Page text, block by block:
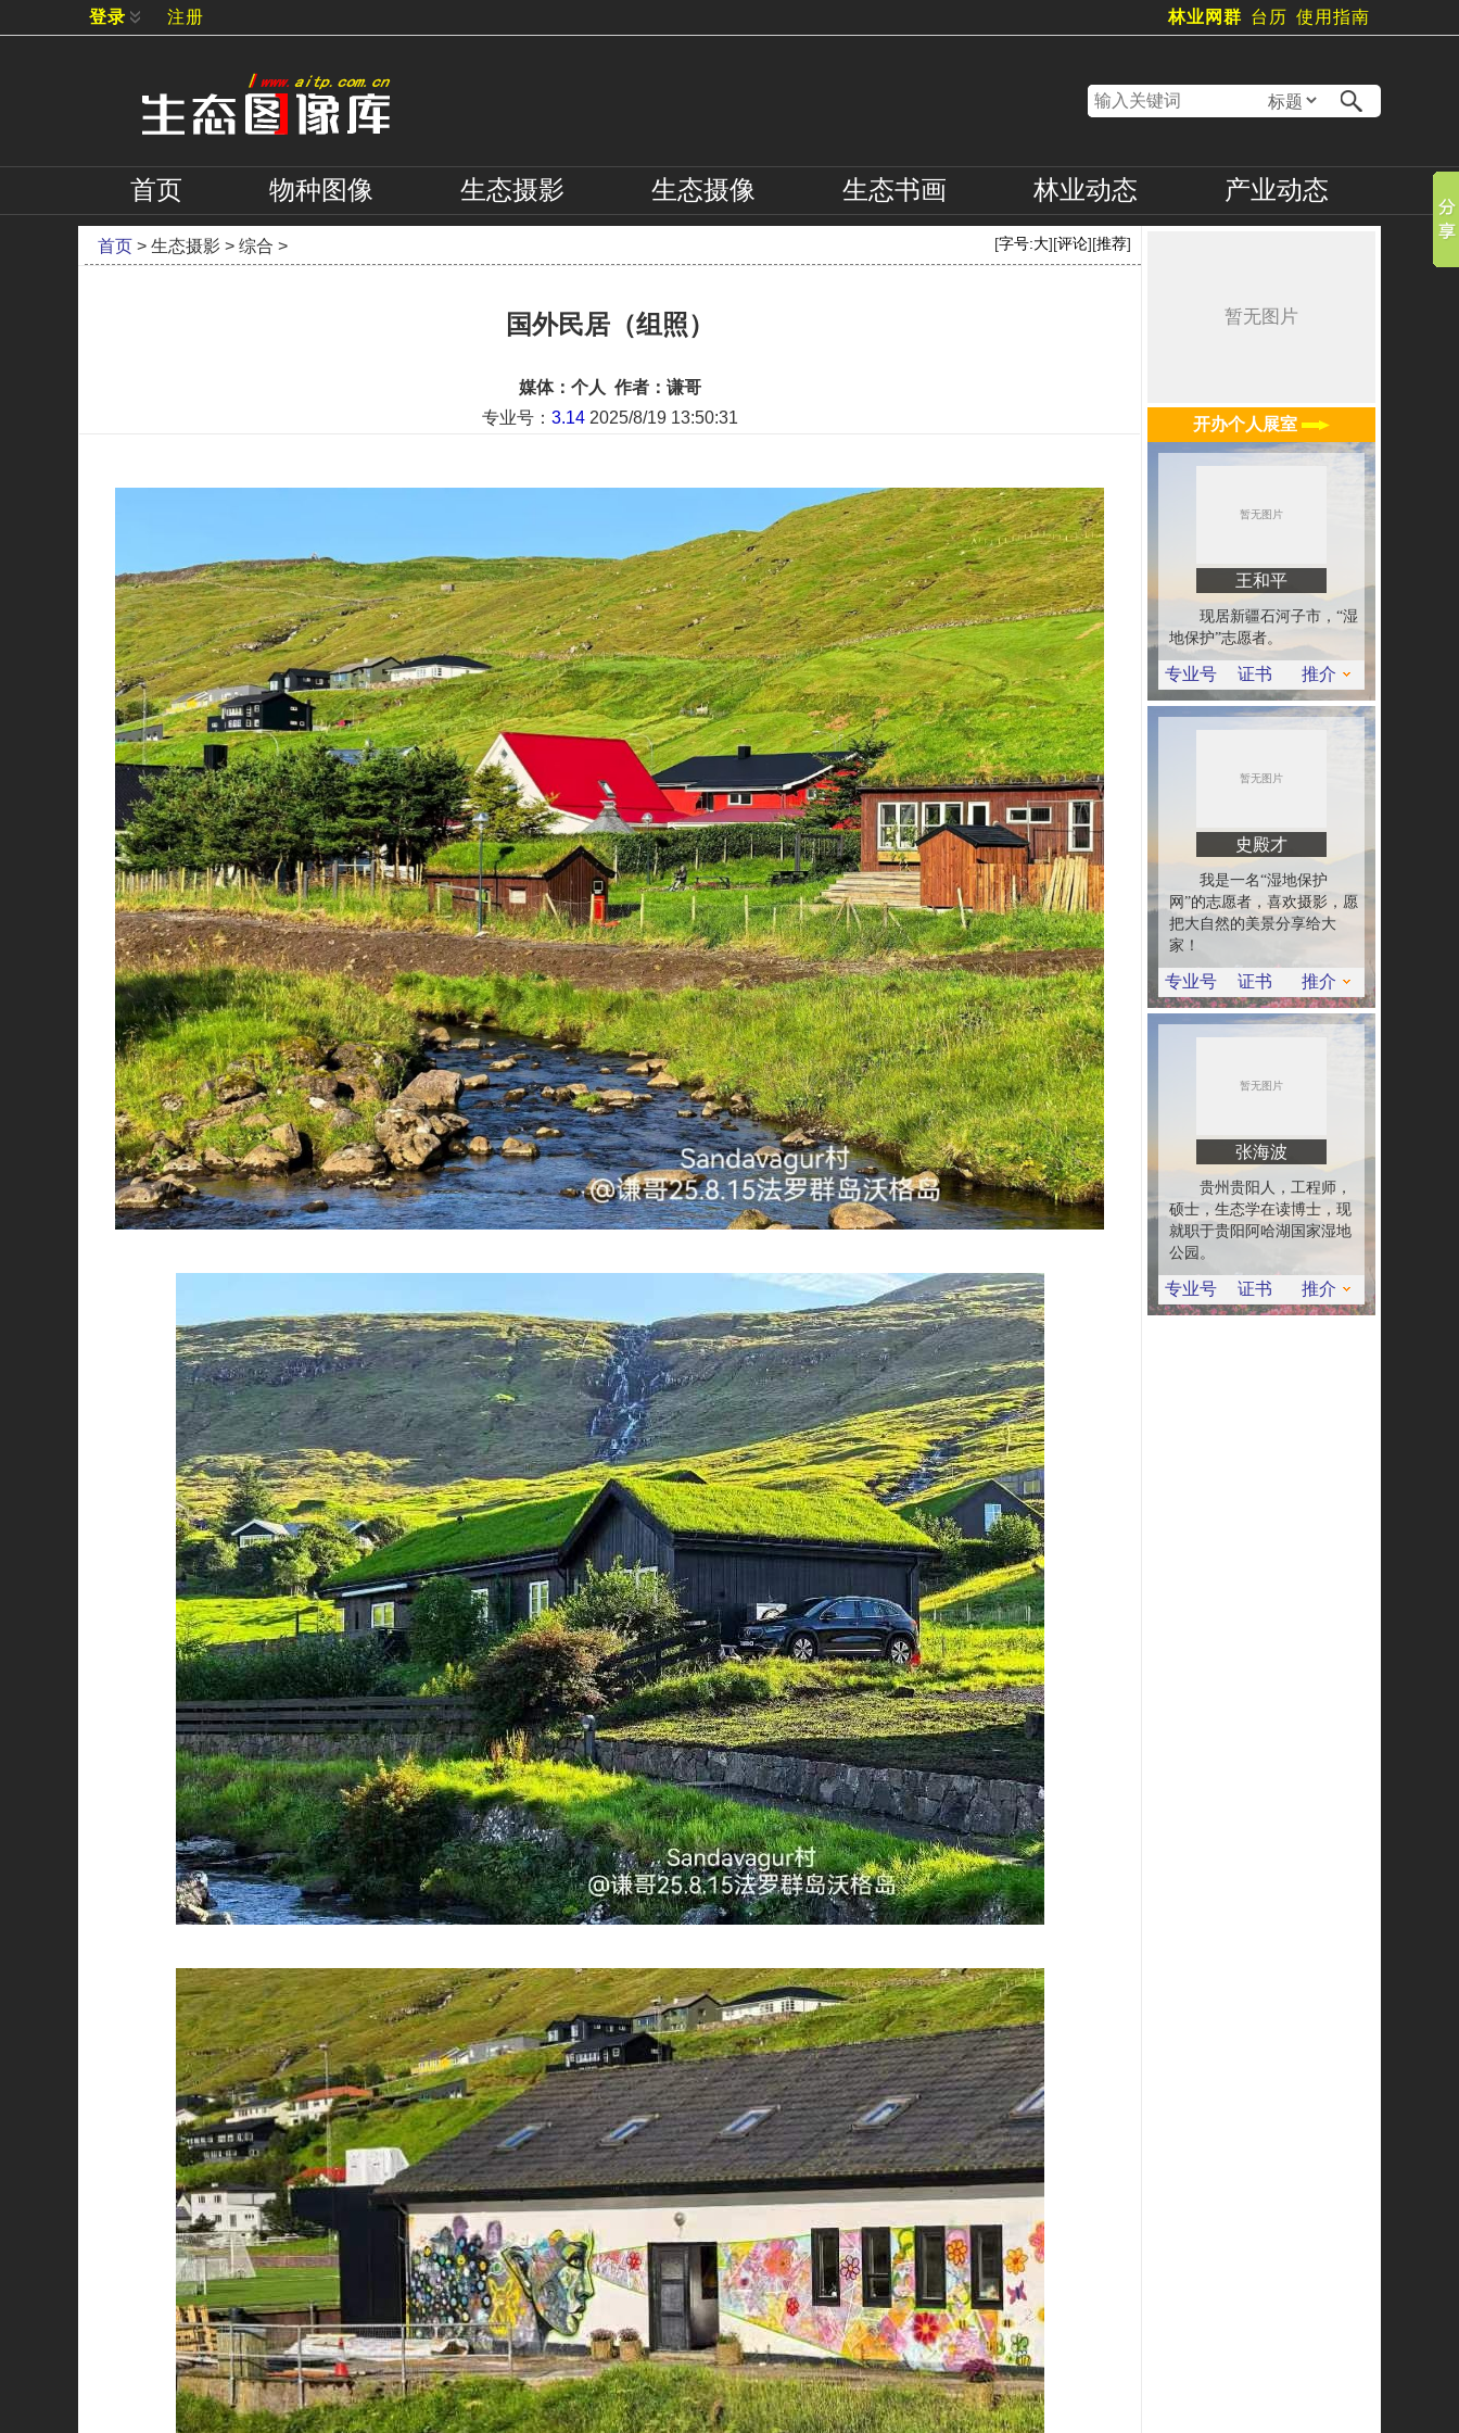
登录 注册 林业网群 台历 使用指南
首页 物种图像 生态摄影 生态摄像 生态书画 林业动态 产业动态
首页 > 生态摄影 > 综合 > [字号:大][评论][推荐]
国外民居（组照）
媒体：个人 作者：谦哥
专业号： 3.14 2025/8/19 13:50:31 开办个人展室
王和平
现居新疆石河子市，“湿
地保护”志愿者。
专业号 证书 推介
史殿才
我是一名“湿地保护
网”的志愿者，喜欢摄影，愿
把大自然的美景分享给大
家！
专业号 证书 推介
张海波
贵州贵阳人，工程师，
硕士，生态学在读博士，现
就职于贵阳阿哈湖国家湿地
公园。
专业号 证书 推介